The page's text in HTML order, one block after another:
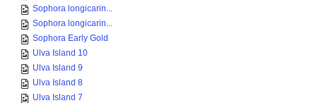
Sophora longicarin...
Sophora longicarin...
Sophora Early Gold
Ulva Island 10
Ulva Island 9
Ulva Island 8
Ulva Island 7